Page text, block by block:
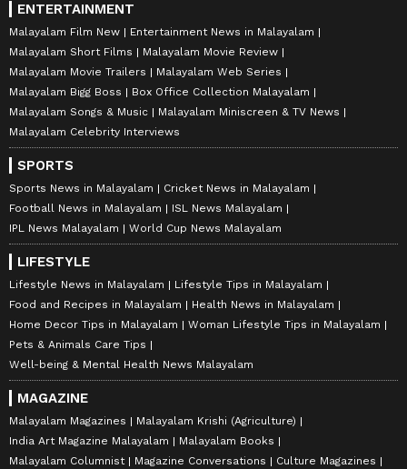
ENTERTAINMENT
Malayalam Film New
Entertainment News in Malayalam
Malayalam Short Films
Malayalam Movie Review
Malayalam Movie Trailers
Malayalam Web Series
Malayalam Bigg Boss
Box Office Collection Malayalam
Malayalam Songs & Music
Malayalam Miniscreen & TV News
Malayalam Celebrity Interviews
SPORTS
Sports News in Malayalam
Cricket News in Malayalam
Football News in Malayalam
ISL News Malayalam
IPL News Malayalam
World Cup News Malayalam
LIFESTYLE
Lifestyle News in Malayalam
Lifestyle Tips in Malayalam
Food and Recipes in Malayalam
Health News in Malayalam
Home Decor Tips in Malayalam
Woman Lifestyle Tips in Malayalam
Pets & Animals Care Tips
Well-being & Mental Health News Malayalam
MAGAZINE
Malayalam Magazines
Malayalam Krishi (Agriculture)
India Art Magazine Malayalam
Malayalam Books
Malayalam Columnist
Magazine Conversations
Culture Magazines